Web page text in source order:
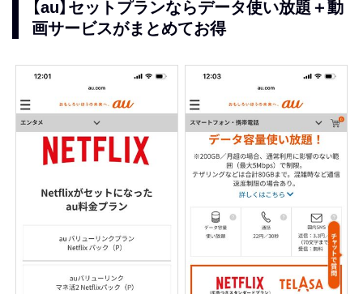
【au】セットプランならデータ使い放題＋動
画サービスがまとめてお得